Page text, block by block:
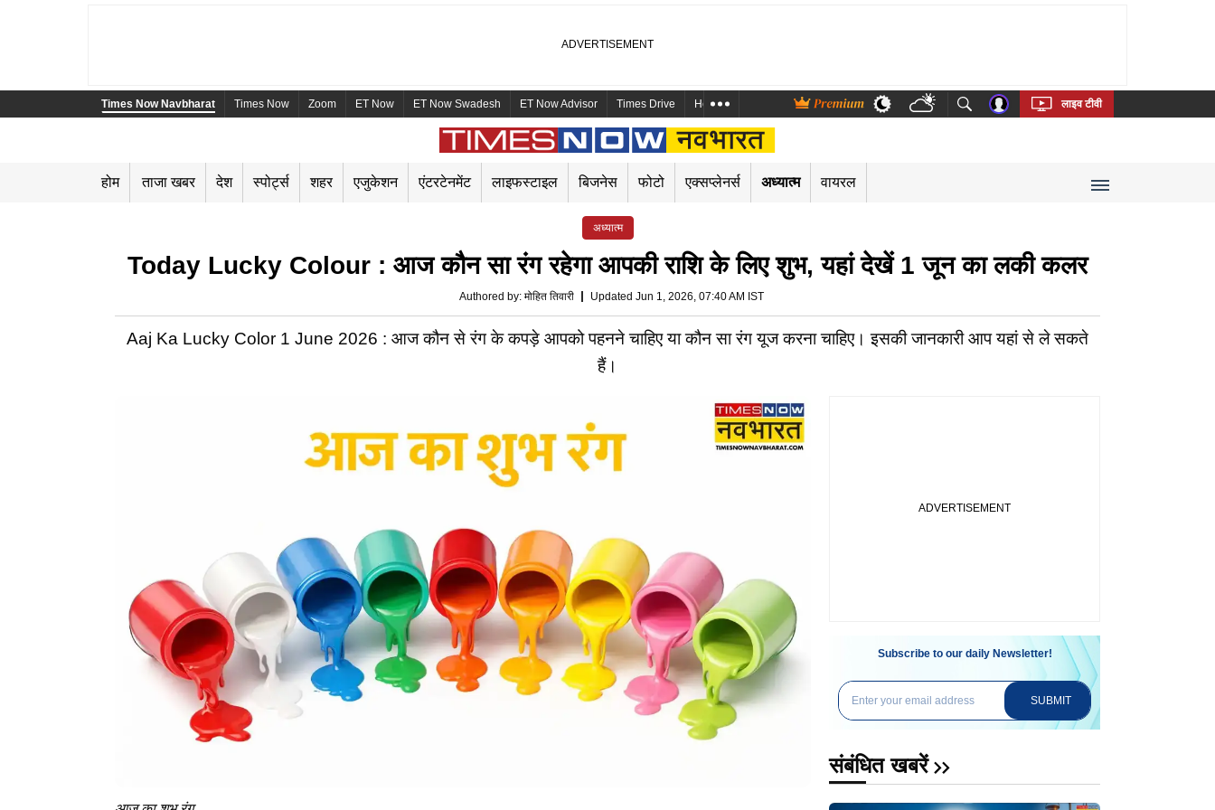
Times Now Navbharat Times Now Zoom ET Now ET Now Swadesh ET Now Advisor Times Drive Health and Me Marathi Bengali Telugu Tamil Kannada Malayalam
लाइव टीवी
होम ताजा खबर देश स्पोर्ट्स शहर एजुकेशन एंटरटेनमेंट लाइफस्टाइल बिजनेस फोटो एक्सप्लेनर्स अध्यात्म वायरल
अध्यात्म
Today Lucky Colour : आज कौन सा रंग रहेगा आपकी राशि के लिए शुभ, यहां देखें 1 जून का लकी कलर
Authored by: मोहित तिवारी Updated Jun 1, 2026, 07:40 AM IST
Aaj Ka Lucky Color 1 June 2026 : आज कौन से रंग के कपड़े आपको पहनने चाहिए या कौन सा रंग यूज करना चाहिए। इसकी जानकारी आप यहां से ले सकते
हैं।
Subscribe to our daily Newsletter!
SUBMIT
संबंधित खबरें